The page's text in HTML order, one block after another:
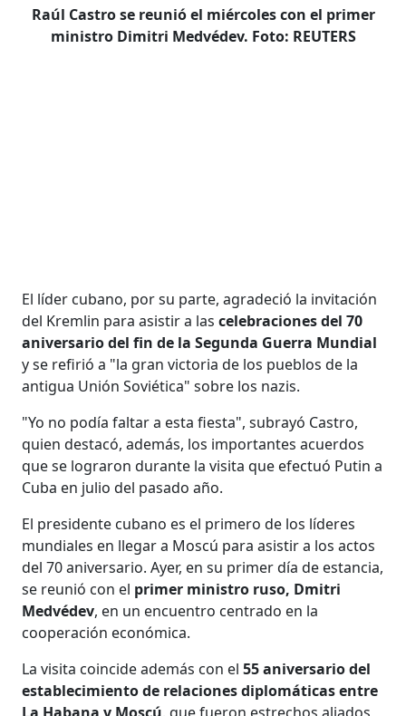
Raúl Castro se reunió el miércoles con el primer
ministro Dimitri Medvédev. Foto: REUTERS
El líder cubano, por su parte, agradeció la invitación
del Kremlin para asistir a lascelebraciones del 70
aniversario del fin de la Segunda Guerra Mundial
y se refirió a "la gran victoria de los pueblos de la
antigua Unión Soviética" sobre los nazis.
"Yo no podía faltar a esta fiesta", subrayó Castro,
quien destacó, además, los importantes acuerdos
que se lograron durante la visita que efectuó Putin a
Cuba en julio del pasado año.
El presidente cubano es el primero de los líderes
mundiales en llegar a Moscú para asistir a los actos
del 70 aniversario. Ayer, en su primer día de estancia,
se reunió con el primer ministro ruso, Dmitri
Medvédev, en un encuentro centrado en la
cooperación económica.
La visita coincide además con el 55 aniversario del
establecimiento de relaciones diplomáticas entre